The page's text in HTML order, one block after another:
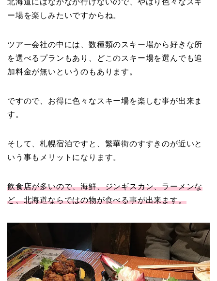
ー場を楽しみたいですからね。
ツアー会社の中には、数種類のスキー場から好きな所
を選べるプランもあり、どこのスキー場を選んでも追
加料金が無いというのもあります。
ですので、お得に色々なスキー場を楽しむ事が出来ま
す。
そして、札幌宿泊ですと、繁華街のすすきのが近いと
いう事もメリットになります。
飲食店が多いので、海鮮、ジンギスカン、ラーメンな
ど、北海道ならではの物が食べる事が出来ます。